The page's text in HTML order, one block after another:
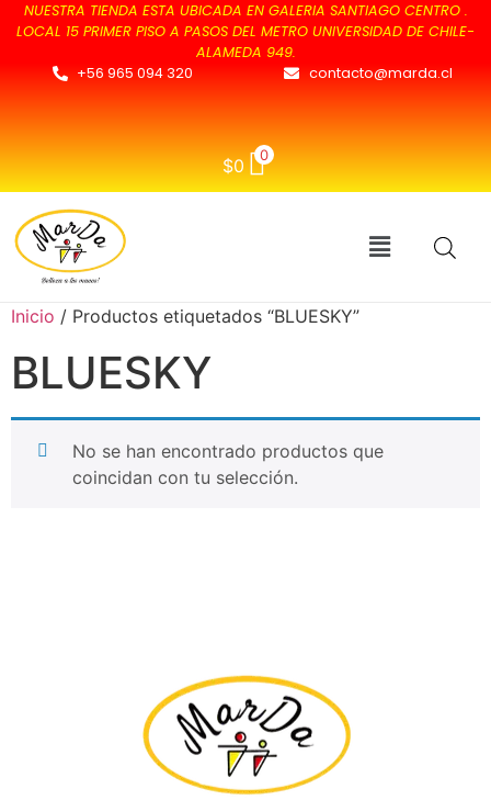
NUESTRA TIENDA ESTA UBICADA EN GALERIA SANTIAGO CENTRO .
LOCAL 15 PRIMER PISO A PASOS DEL METRO UNIVERSIDAD DE CHILE-
ALAMEDA 949.
+56 965 094 320
contacto@marda.cl
$0 0
Inicio / Productos etiquetados “BLUESKY”
BLUESKY
No se han encontrado productos que
coincidan con tu selección.